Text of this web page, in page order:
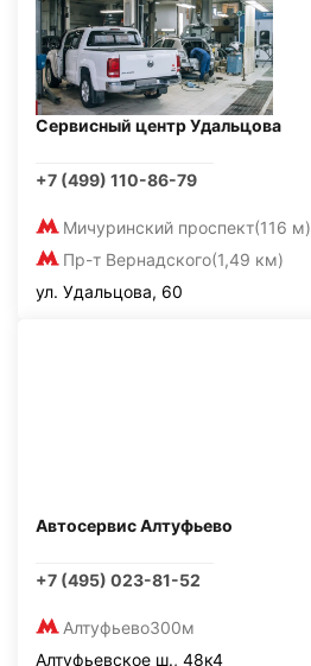
Сервисный центр Удальцова
+7 (499) 110-86-79
Мичуринский проспект(116 м)
Пр-т Вернадского(1,49 км)
ул. Удальцова, 60
Автосервис Алтуфьево
+7 (495) 023-81-52
Алтуфьево300м
Алтуфьевское ш., 48к4